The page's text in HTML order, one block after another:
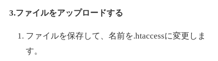
3.ファイルをアップロードする
ファイルを保存して、名前を.htaccessに変更しま
す。